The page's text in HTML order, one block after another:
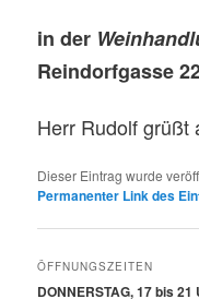
in der
Reindorfgasse
Herr Rudolf grüßt
Dieser Eintrag wurde
Permanenter Link des
ÖFFNUNGSZEITEN
DONNERSTAG, 17 bis